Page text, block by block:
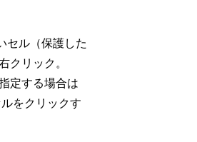
セル（保護した
クリック。
定する場合は
ルをクリックす